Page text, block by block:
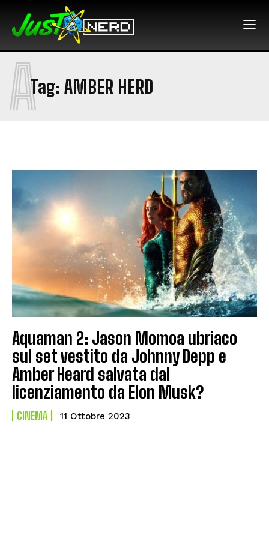
Tag: AMBER HERD
A
Aquaman 2: Jason Momoa ubriaco
sul set vestito da Johnny Depp e
Amber Heard salvata dal
licenziamento da Elon Musk?
CINEMA 11 Ottobre 2023